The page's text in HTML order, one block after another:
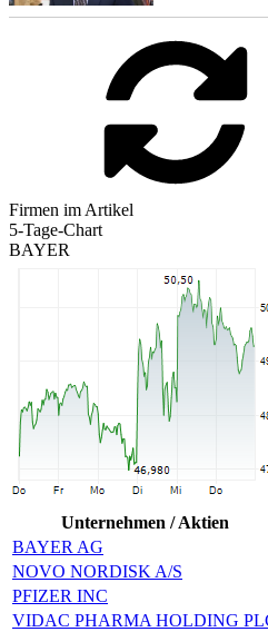
Firmen im Artikel
5-Tage-Chart
BAYER
Unternehmen / Aktien
BAYER AG
NOVO NORDISK A/S
PFIZER INC
VIDAC PHARMA HOLDING